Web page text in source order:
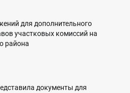
для дополнительного
участковых комиссий на
района
документы для